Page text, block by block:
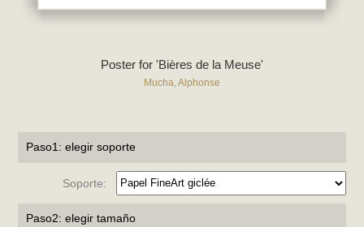
Poster for 'Bières de la Meuse'
Mucha, Alphonse
Paso1: elegir soporte
Soporte:
Paso2: elegir tamaño